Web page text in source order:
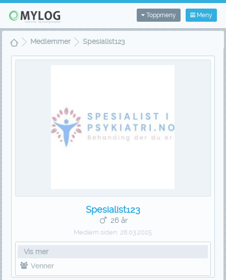
Meny
Toppmeny
Medlemmer Spesialist123
Spesialist123
26 år
Medlem siden: 26.03.2025
Vis mer
Venner